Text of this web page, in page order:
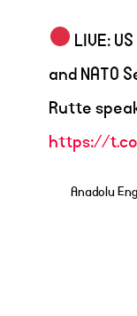
LIVE:
and NATO
Rutte
https://